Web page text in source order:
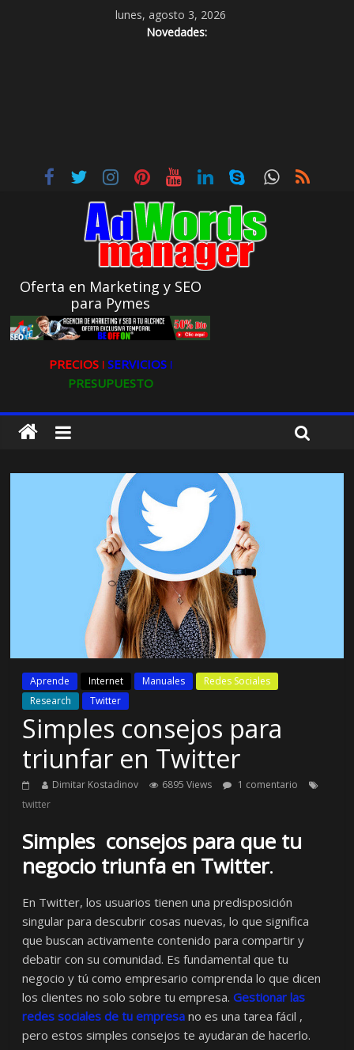
lunes, agosto 3, 2026
Novedades:
Oferta en Marketing y SEO
para Pymes
PRECIOS ǀ SERVICIOS ǀ
PRESUPUESTO
Aprende Internet Manuales
Redes Sociales
Research
Twitter
Simples consejos para
triunfar en Twitter
Dimitar Kostadinov 6895 Views
1 comentario
twitter
Simples consejos para que tu
negocio triunfa en Twitter.
En Twitter, los usuarios tienen una predisposición
singular para descubrir cosas nuevas, lo que significa
que buscan activamente contenido para compartir y
debatir con su comunidad. Es fundamental que tu
negocio y tú como empresario comprenda lo que dicen
los clientes no solo sobre tu empresa.Gestionar las
redes sociales de tu empresa no es una tarea fácil ,
pero estos simples consejos te ayudaran de hacerlo.